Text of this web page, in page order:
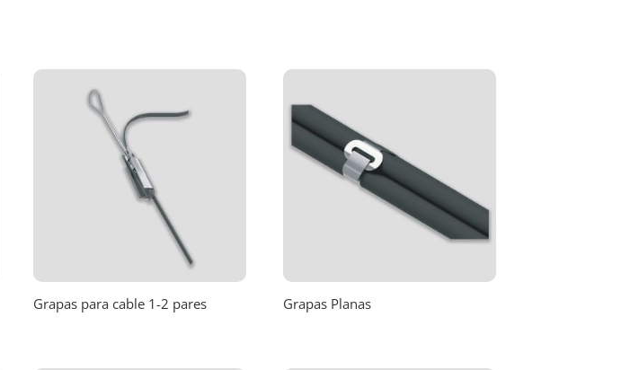
Grapas para cable 1-2 pares Grapas Planas